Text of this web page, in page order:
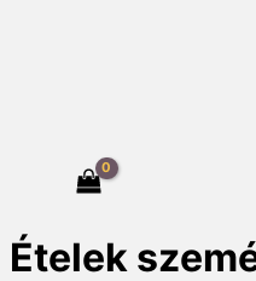
Ételek